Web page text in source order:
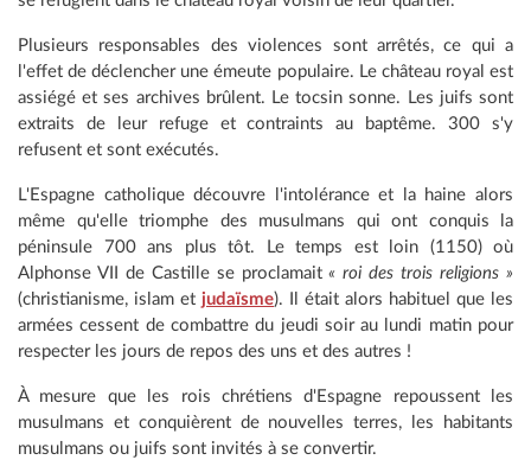
Plusieurs responsables des violences sont arrêtés, ce qui a
l'effet de déclencher une émeute populaire. Le château royal est
assiégé et ses archives brûlent. Le tocsin sonne. Les juifs sont
extraits de leur refuge et contraints au baptême. 300 s'y
refusent et sont exécutés.
L'Espagne catholique découvre l'intolérance et la haine alors
même qu'elle triomphe des musulmans qui ont conquis la
péninsule 700 ans plus tôt. Le temps est loin (1150) où
Alphonse VII de Castille se proclamait« roi des trois religions »
(christianisme, islam et judaïsme). Il était alors habituel que les
armées cessent de combattre du jeudi soir au lundi matin pour
respecter les jours de repos des uns et des autres !
À mesure que les rois chrétiens d'Espagne repoussent les
musulmans et conquièrent de nouvelles terres, les habitants
musulmans ou juifs sont invités à se convertir.